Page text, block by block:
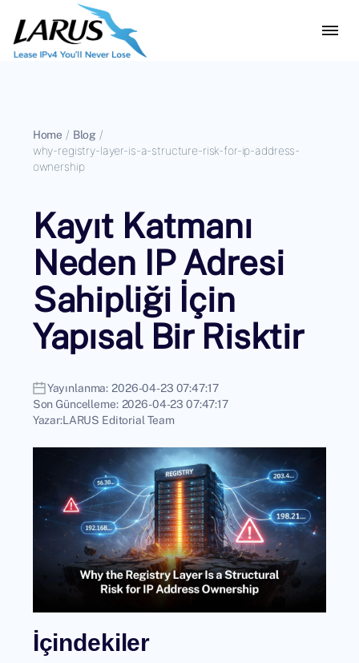
Home / Blog /
why-registry-layer-is-a-structure-risk-for-ip-address-
ownership
Kayıt Katmanı
Neden IP Adresi
Sahipliği İçin
Yapısal Bir Risktir
Yayınlanma: 2026-04-23 07:47:17
Son Güncelleme: 2026-04-23 07:47:17
Yazar:LARUS Editorial Team
İçindekiler